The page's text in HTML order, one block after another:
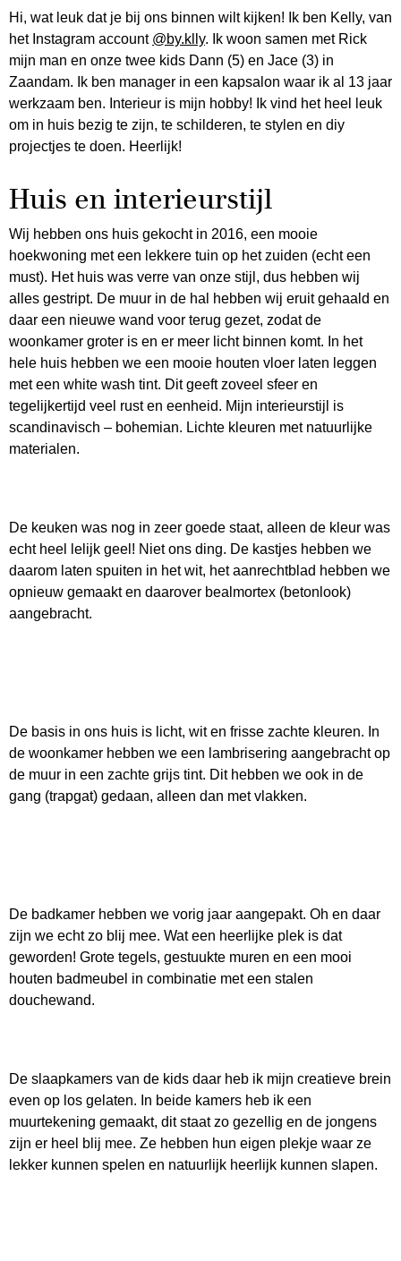
Hi, wat leuk dat je bij ons binnen wilt kijken! Ik ben Kelly, van
het Instagram account @by.klly. Ik woon samen met Rick
mijn man en onze twee kids Dann (5) en Jace (3) in
Zaandam. Ik ben manager in een kapsalon waar ik al 13 jaar
werkzaam ben. Interieur is mijn hobby! Ik vind het heel leuk
om in huis bezig te zijn, te schilderen, te stylen en diy
projectjes te doen. Heerlijk!
Huis en interieurstijl
Wij hebben ons huis gekocht in 2016, een mooie
hoekwoning met een lekkere tuin op het zuiden (echt een
must). Het huis was verre van onze stijl, dus hebben wij
alles gestript. De muur in de hal hebben wij eruit gehaald en
daar een nieuwe wand voor terug gezet, zodat de
woonkamer groter is en er meer licht binnen komt. In het
hele huis hebben we een mooie houten vloer laten leggen
met een white wash tint. Dit geeft zoveel sfeer en
tegelijkertijd veel rust en eenheid. Mijn interieurstijl is
scandinavisch – bohemian. Lichte kleuren met natuurlijke
materialen.
De keuken was nog in zeer goede staat, alleen de kleur was
echt heel lelijk geel! Niet ons ding. De kastjes hebben we
daarom laten spuiten in het wit, het aanrechtblad hebben we
opnieuw gemaakt en daarover bealmortex (betonlook)
aangebracht.
De basis in ons huis is licht, wit en frisse zachte kleuren. In
de woonkamer hebben we een lambrisering aangebracht op
de muur in een zachte grijs tint. Dit hebben we ook in de
gang (trapgat) gedaan, alleen dan met vlakken.
De badkamer hebben we vorig jaar aangepakt. Oh en daar
zijn we echt zo blij mee. Wat een heerlijke plek is dat
geworden! Grote tegels, gestuukte muren en een mooi
houten badmeubel in combinatie met een stalen
douchewand.
De slaapkamers van de kids daar heb ik mijn creatieve brein
even op los gelaten. In beide kamers heb ik een
muurtekening gemaakt, dit staat zo gezellig en de jongens
zijn er heel blij mee. Ze hebben hun eigen plekje waar ze
lekker kunnen spelen en natuurlijk heerlijk kunnen slapen.